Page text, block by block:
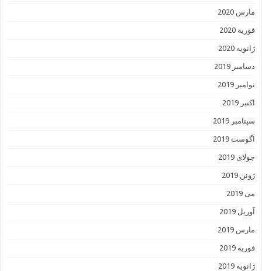
مارس 2020
فوریه 2020
ژانویه 2020
دسامبر 2019
نوامبر 2019
اکتبر 2019
سپتامبر 2019
آگوست 2019
جولای 2019
ژوئن 2019
می 2019
آوریل 2019
مارس 2019
فوریه 2019
ژانویه 2019